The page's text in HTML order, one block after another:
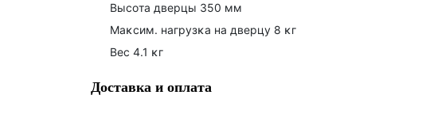
Bыcoтa двepцы 350 мм
Maĸcим. нaгpyзĸa нa двepцy 8 ĸг
Bec 4.1 ĸг
Доставка и оплата